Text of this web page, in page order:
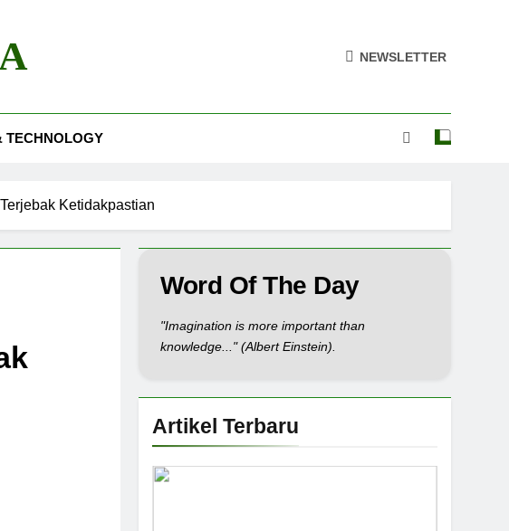
NEWSLETTER
TECHNOLOGY
Ketidakpastian
Word Of The Day
"Imagination is more important than
knowledge..." (Albert Einstein).
Artikel Terbaru